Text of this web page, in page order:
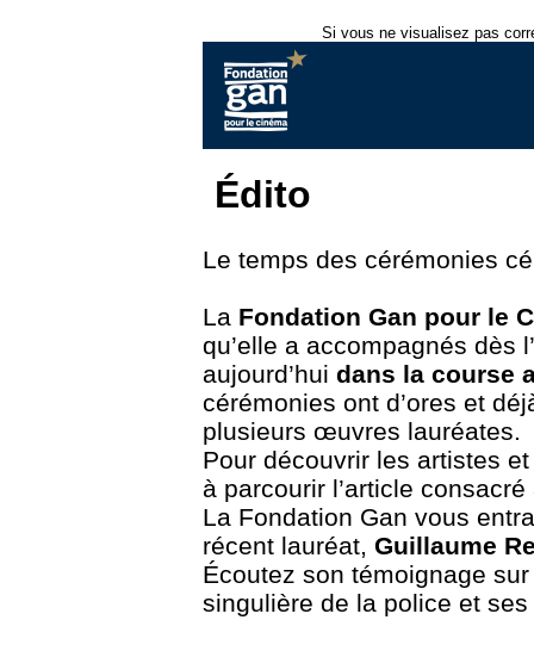
Si vous ne visualisez pas
Édito
Le temps des cérémonies
La Fondation Gan pour le
qu’elle a accompagnés dès
aujourd’hui dans la course
cérémonies ont d’ores et
plusieurs œuvres lauréates.
Pour découvrir les artistes
à parcourir l’article
La Fondation Gan vous
récent lauréat, Guillaume
Écoutez son témoignage
singulière de la police et